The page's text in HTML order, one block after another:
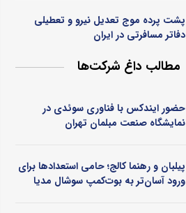
پشت پرده موج تعدیل نیرو و تعطیلی
دفاتر مسافرتی در ایران
مطالب داغ شرکت‌ها
حضور ایندکس با فناوری سوئدی در
نمایشگاه صنعت مبلمان تهران
پیلبان و رهنما کالج؛ حامی استعدادها برای
ورود آسان‌تر به بوت‌کمپ سوشال مدیا